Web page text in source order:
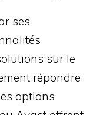
ses
sur le
répondre
options